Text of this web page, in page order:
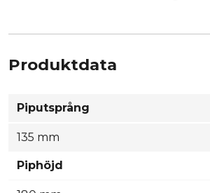
Produktdata
Piputsprång
135 mm
Piphöjd